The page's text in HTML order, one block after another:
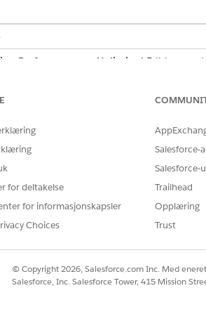
Performance Unlimited Edition med
Avbryt
og deretter Avbryt
.
PROBLEMET DITT?
for deltakelse
for informasjonskapsler
Choices
Salesforce-
Salesforce-
Trailhead
Opplæring
Trust
© Copyright 2026, Salesforce.com Inc. Med
Salesforce, Inc. Salesforce Tower, 415 Mission